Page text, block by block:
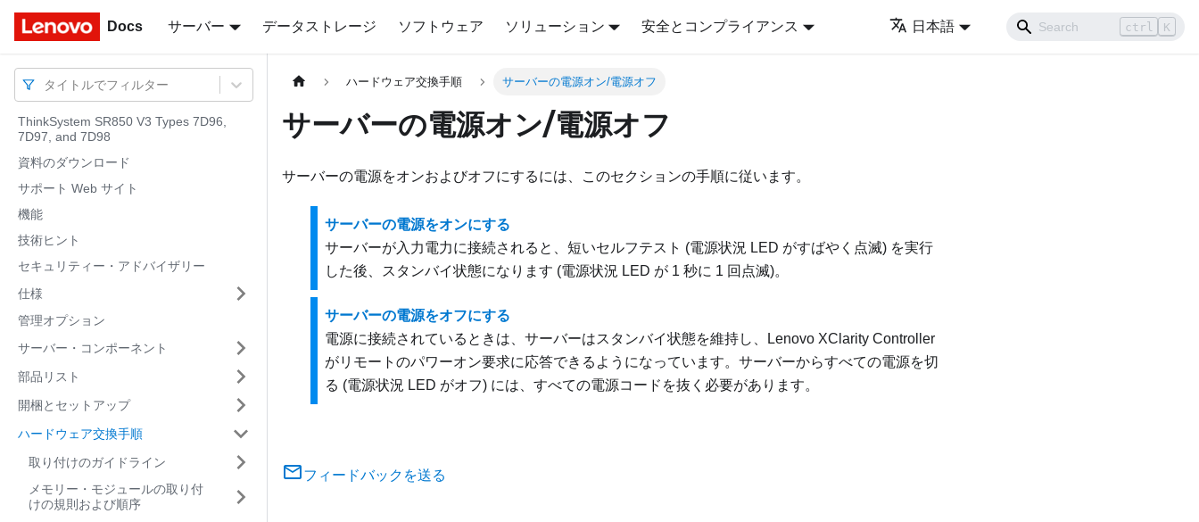
Docs サーバー データストレージ ソフトウェア ソリューション 安全とコンプライアンス 日本語 ctrl K
Docs
タイトルでフィルター
ThinkSystem SR850 V3 Types 7D96,
7D97, and 7D98
資料のダウンロード
サポート Web サイト
機能
技術ヒント
セキュリティー・アドバイザリー
仕様
管理オプション
サーバー・コンポーネント
部品リスト
開梱とセットアップ
ハードウェア交換手順
取り付けのガイドライン
メモリー・モジュールの取り付
けの規則および順序
ハードウェア交換手順 サーバーの電源オン/電源オフ
サーバーの電源オン/電源オフ
サーバーの電源をオンおよびオフにするには、このセクションの手順に従います。
サーバーの電源をオンにする
サーバーが入力電力に接続されると、短いセルフテスト (電源状況 LED がすばやく点滅) を実行
した後、スタンバイ状態になります (電源状況 LED が 1 秒に 1 回点滅)。
サーバーの電源をオフにする
電源に接続されているときは、サーバーはスタンバイ状態を維持し、
Lenovo XClarity Controller
がリモートのパワーオン要求に応答できるようになっています。サーバーからすべての電源を切
る (電源状況 LED がオフ) には、すべての電源コードを抜く必要があります。
フィードバックを送る